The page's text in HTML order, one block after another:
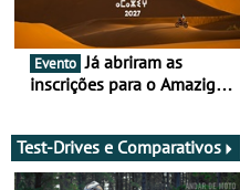
Evento Já abriram as
inscrições para o Amazigh
maio - The ultimate
experience in Morocco
Test-Drives e Comparativos